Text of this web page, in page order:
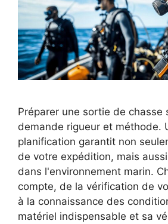
Préparer une sortie de chasse
demande rigueur et méthode.
planification garantit non
de votre expédition, mais
dans l'environnement marin.
compte, de la vérification de
à la connaissance des
matériel indispensable et sa